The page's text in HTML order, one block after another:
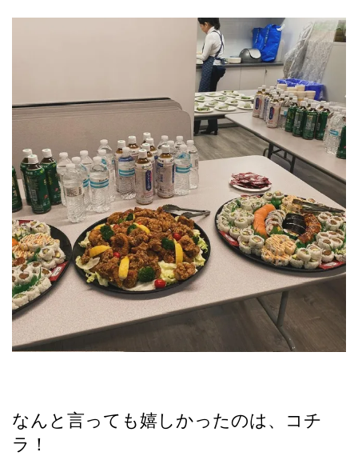
なんと言っても嬉しかったのは、コチ
ラ！